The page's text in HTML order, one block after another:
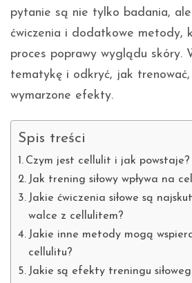
pytanie są nie tylko badania,
ćwiczenia i dodatkowe metody,
proces poprawy wyglądu skóry.
tematykę i odkryć, jak
wymarzone efekty.
Spis treści
Czym jest cellulit i jak powstaje?
Jak trening siłowy wpływa na
Jakie ćwiczenia siłowe są
walce z cellulitem?
Jakie inne metody mogą
cellulitu?
Jakie są efekty treningu